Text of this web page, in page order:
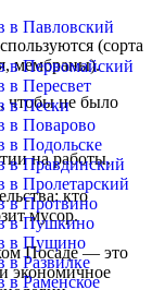
в Павловский
в Первомайский
в Пересвет
в Пески
в Поварово
в Подольске
в Правдинский
в Пролетарский
в Протвино
в Пушкино
в Пущино
в Развилке
в Раменское
(сорта
мембраны).
чтобы не было
на работы.
кто
мусор.
Посаде — это
экономичное